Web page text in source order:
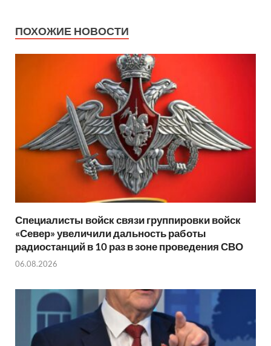
ПОХОЖИЕ НОВОСТИ
Специалисты войск связи группировки войск
«Север» увеличили дальность работы
радиостанций в 10 раз в зоне проведения СВО
06.08.2026